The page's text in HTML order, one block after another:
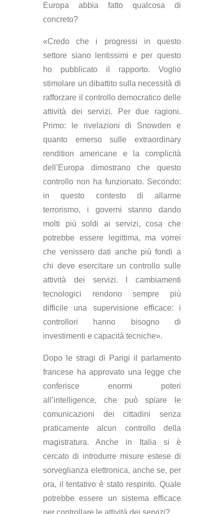
Europa abbia fatto qualcosa di
concreto?
«Credo che i progressi in questo
settore siano lentissimi e per questo
ho pubblicato il rapporto. Voglio
stimolare un dibattito sulla necessità di
rafforzare il controllo democratico delle
attività dei servizi. Per due ragioni.
Primo: le rivelazioni di Snowden e
quanto emerso sulle extraordinary
rendition americane e la complicità
dell’Europa dimostrano che questo
controllo non ha funzionato. Secondo:
in questo contesto di allarme
terrorismo, i governi stanno dando
molti più soldi ai servizi, cosa che
potrebbe essere legittima, ma vorrei
che venissero dati anche più fondi a
chi deve esercitare un controllo sulle
attività dei servizi. I cambiamenti
tecnologici rendono sempre più
difficile una supervisione efficace: i
controllori hanno bisogno di
investimenti e capacità tecniche».
Dopo le stragi di Parigi il parlamento
francese ha approvato una legge che
conferisce enormi poteri
all’intelligence, che può spiare le
comunicazioni dei cittadini senza
praticamente alcun controllo della
magistratura. Anche in Italia si è
cercato di introdurre misure estese di
sorveglianza elettronica, anche se, per
ora, il tentativo è stato respinto. Quale
potrebbe essere un sistema efficace